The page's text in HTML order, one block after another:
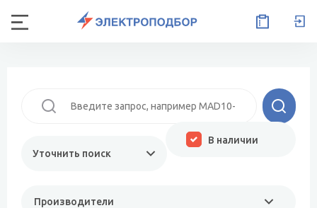
Уточнить поиск
Производители
В наличии